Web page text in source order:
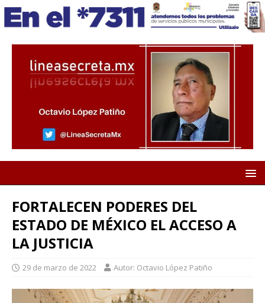
FORTALECEN PODERES DEL
ESTADO DE MÉXICO EL ACCESO A
LA JUSTICIA
29 de marzo de 2022 Autor: Octavio López Patiño